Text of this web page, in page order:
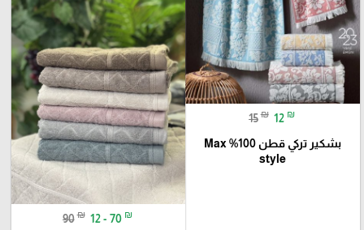
15 ₪ 12 ₪
بشكير تركي قطن 100% Max
style
90 ₪ 12 - 70 ₪